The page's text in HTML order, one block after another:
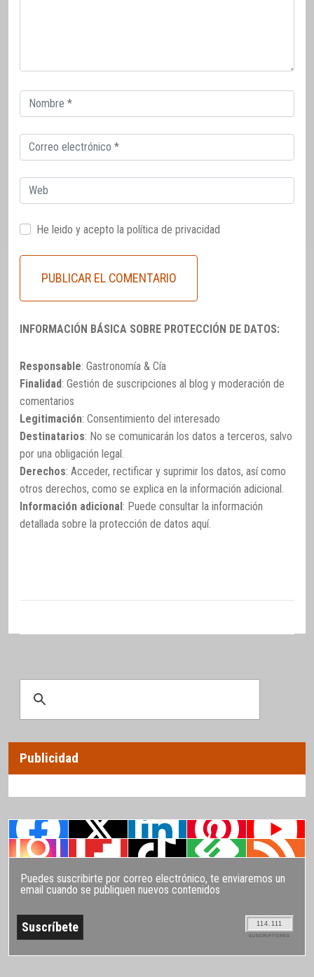
Correo
electrónico
Correo
electrónico
Web
He leido y acepto la política de privacidad
INFORMACIÓN BÁSICA SOBRE PROTECCIÓN DE DATOS:
Responsable: Gastronomía & Cía
Finalidad: Gestión de suscripciones al blog y moderación de
comentarios
Legitimación: Consentimiento del interesado
Destinatarios: No se comunicarán los datos a terceros, salvo
por una obligación legal.
Derechos: Acceder, rectificar y suprimir los datos, así como
otros derechos, como se explica en la información adicional.
Información adicional: Puede consultar la información
detallada sobre la protección de datos aquí.
Publicidad
Puedes suscribirte por correo electrónico, te enviaremos un
email cuando se publiquen nuevos contenidos
114.111
SUSCRIPTORES